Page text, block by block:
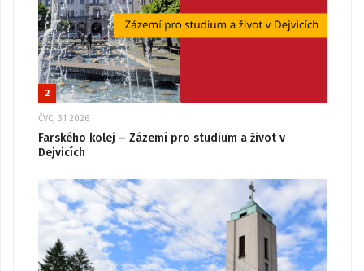
2
ČVC, 31 2026
Farského kolej – Zázemí pro studium a život v
Dejvicích